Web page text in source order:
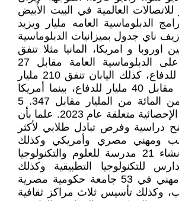
العالمية في البيت الأبيض
الدبلوماسية العامه مليار ويزيد
ناي جدول بميزانيات الدبلوماسية
اوروبا و امريكا، المانيا مثلا تنفق
218 مليار دولار على الدبلوماسية العامة مقابل 27
ونصف مليار دولار للدفاع، كذلك اليابان تنفق 210 مليار
للدبلوماسية العامة مقابل 40 مليار للدفاع، بينما أمريكا
تنفق واحد و 12 من المائة من المليار مقابل 347. 5
المليار للدفاع، تلك الإحصائية متعلقة عام 2023. علما بأن
وفرص تبادل طلابي لأكثر
000 طالب ومهني مصري وأمريكي وكذلك
قدمت شركات الإنشاء 21 مدرسة للعلوم والتكنولوجيا
للتكنولوجيا التطبيقية وكذلك
أسست 65 مركز مهني في 53 جامعة حكومية مصرية
وكذلك تأسيس ثلاث مراكز ثقافية